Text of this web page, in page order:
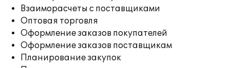
Взаиморасчеты с поставщиками
Оптовая торговля
Оформление заказов покупателей
Оформление заказов поставщикам
Планирование закупок